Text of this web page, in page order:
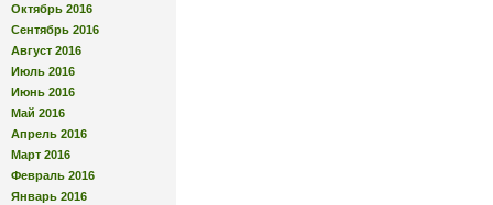
Октябрь 2016
Сентябрь 2016
Август 2016
Июль 2016
Июнь 2016
Май 2016
Апрель 2016
Март 2016
Февраль 2016
Январь 2016